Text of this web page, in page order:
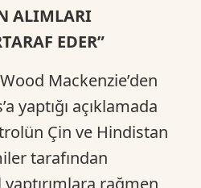
ALIMLARI
EDER”
Mackenzie’den
yaptığı açıklamada
Çin ve Hindistan
tarafından
yaptırımlara rağmen